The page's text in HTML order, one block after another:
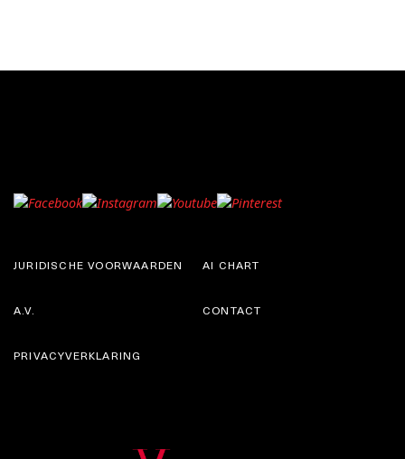
JURIDISCHE VOORWAARDEN
A.V.
AI CHART
CONTACT
PRIVACYVERKLARING